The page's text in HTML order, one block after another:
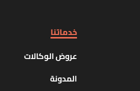
خدماتنا
عروض الوكالات
المدونة